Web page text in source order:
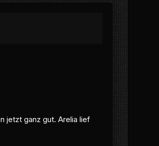
jetzt ganz gut. Arelia lief